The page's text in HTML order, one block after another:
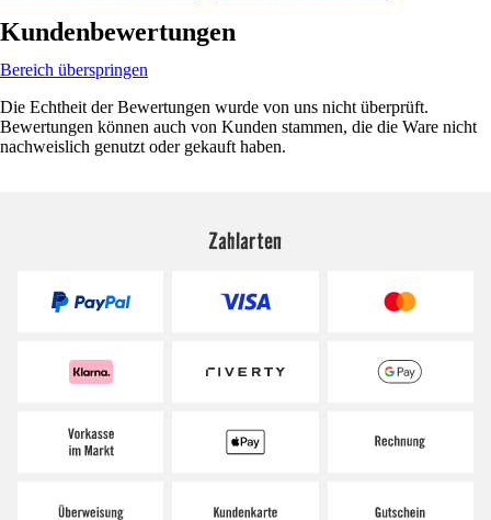
Kundenbewertungen
Bereich überspringen
Die Echtheit der Bewertungen wurde von uns nicht überprüft.
Bewertungen können auch von Kunden stammen, die die Ware nicht
nachweislich genutzt oder gekauft haben.
Zahlarten